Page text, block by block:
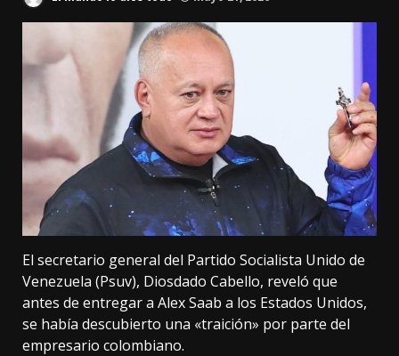
El secretario general del Partido Socialista Unido de
Venezuela (Psuv), Diosdado Cabello, reveló que
antes de entregar a Alex Saab a los Estados Unidos,
se había descubierto una «traición» por parte del
empresario colombiano.